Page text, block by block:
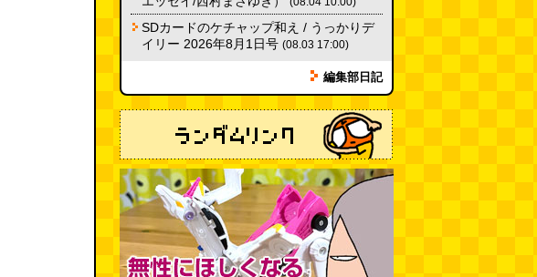
SDカードのケチャップ和え / うっかりデ
イリー 2026年8月1日号 (08.03 17:00)
編集部日記